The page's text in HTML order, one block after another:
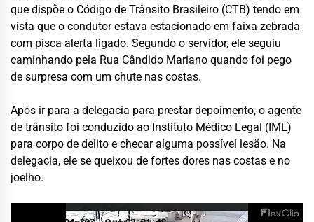
que dispõe o Código de Trânsito Brasileiro (CTB) tendo em
vista que o condutor estava estacionado em faixa zebrada
com pisca alerta ligado. Segundo o servidor, ele seguiu
caminhando pela Rua Cândido Mariano quando foi pego
de surpresa com um chute nas costas.
Após ir para a delegacia para prestar depoimento, o agente
de trânsito foi conduzido ao Instituto Médico Legal (IML)
para corpo de delito e checar alguma possível lesão. Na
delegacia, ele se queixou de fortes dores nas costas e no
joelho.